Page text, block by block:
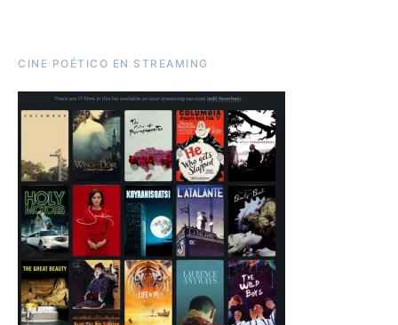
CINE POÉTICO EN STREAMING